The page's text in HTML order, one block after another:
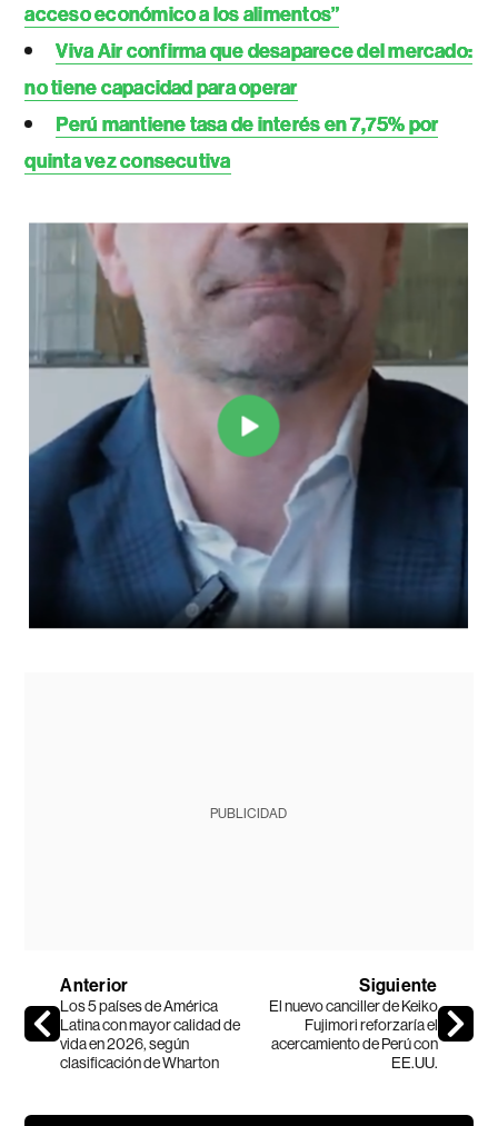
acceso económico a los alimentos”
Viva Air confirma que desaparece del mercado:
no tiene capacidad para operar
Perú mantiene tasa de interés en 7,75% por
quinta vez consecutiva
PUBLICIDAD
Anterior
Los 5 países de América
Latina con mayor calidad de
vida en 2026, según
clasificación de Wharton
Siguiente
El nuevo canciller de Keiko
Fujimori reforzaría el
acercamiento de Perú con
EE.UU.